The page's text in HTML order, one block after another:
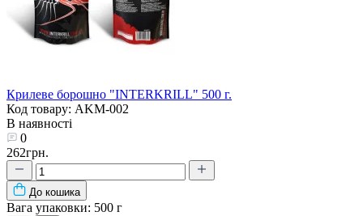
Крилеве борошно "INTERKRILL" 500 г.
Код товару: AKM-002
В наявності
0
262грн.
До кошика
Вага упаковки: 500 г